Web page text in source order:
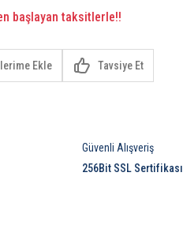
başlayan taksitlerle!!
Tavsiye Et
Güvenli Alışveriş
256Bit SSL Sertifikası